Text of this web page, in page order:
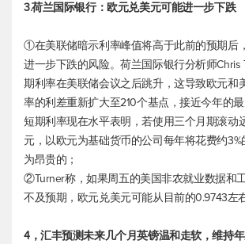
3.荷兰国际银行： 欧元兑美元可能进一步下跌
①在美联储暗示利率峰值将高于此前的预期后
进一步下跌的风险。荷兰国际银行分析师Chris
期利率在美联储会议之后跳升，这导致欧元和
率的利差重新扩大至210个基点，接近今年的
短期利率现在水平表明，若使用三个月期滚动
元，以欧元为基础货币的公司每年将花费约
为昂贵的；
②Turner称，如果周五的美国非农就业数据和
不及预期， 欧元兑美元可能从目前的0.9743左
4，汇丰预测未来几个月英镑温和走软，维持年